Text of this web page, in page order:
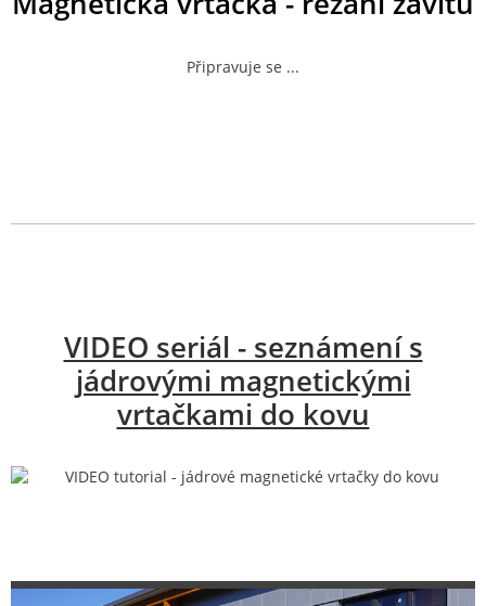
Připravuje se ...
VIDEO seriál - seznámení s
jádrovými magnetickými
vrtačkami do kovu